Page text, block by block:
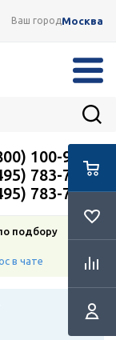
Ваш городМосква
100-91-12
783-72-87
783-72-87
подбору
в чате